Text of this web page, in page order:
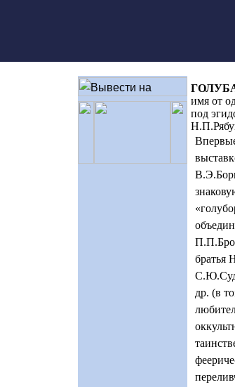
имя от
под
др. (в